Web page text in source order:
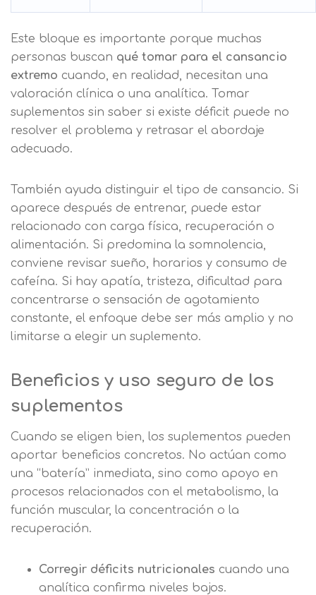
Este bloque es importante porque muchas
personas buscan qué tomar para el cansancio
extremo cuando, en realidad, necesitan una
valoración clínica o una analítica. Tomar
suplementos sin saber si existe déficit puede no
resolver el problema y retrasar el abordaje
adecuado.
También ayuda distinguir el tipo de cansancio. Si
aparece después de entrenar, puede estar
relacionado con carga física, recuperación o
alimentación. Si predomina la somnolencia,
conviene revisar sueño, horarios y consumo de
cafeína. Si hay apatía, tristeza, dificultad para
concentrarse o sensación de agotamiento
constante, el enfoque debe ser más amplio y no
limitarse a elegir un suplemento.
Beneficios y uso seguro de los
suplementos
Cuando se eligen bien, los suplementos pueden
aportar beneficios concretos. No actúan como
una “batería” inmediata, sino como apoyo en
procesos relacionados con el metabolismo, la
función muscular, la concentración o la
recuperación.
Corregir déficits nutricionales cuando una
analítica confirma niveles bajos.